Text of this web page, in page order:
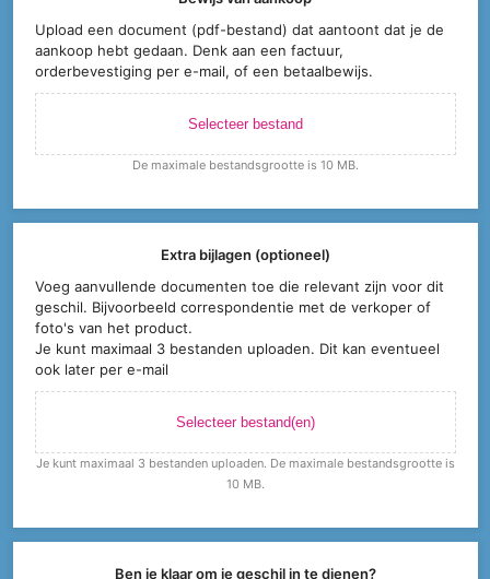
Upload een document (pdf-bestand) dat aantoont dat je de
aankoop hebt gedaan. Denk aan een factuur,
orderbevestiging per e-mail, of een betaalbewijs.
Selecteer bestand
De maximale bestandsgrootte is 10 MB.
Extra bijlagen (optioneel)
Voeg aanvullende documenten toe die relevant zijn voor dit
geschil. Bijvoorbeeld correspondentie met de verkoper of
foto's van het product.
Je kunt maximaal 3 bestanden uploaden. Dit kan eventueel
ook later per e-mail
Selecteer bestand(en)
Je kunt maximaal 3 bestanden uploaden. De maximale bestandsgrootte is
10 MB.
Ben je klaar om je geschil in te dienen?